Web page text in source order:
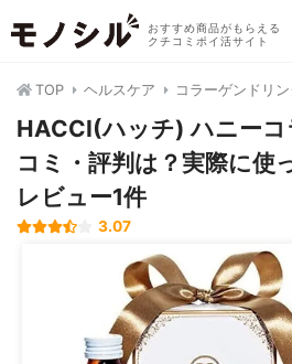
おすすめ商品がもらえる
クチコミポイ活サイト
TOP ヘルスケア コラーゲンドリン
HACCI(ハッチ) ハニー
コミ・評判は？実際に使
レビュー1件
3.07